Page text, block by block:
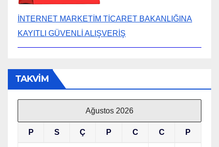
İNTERNET MARKETİM TİCARET BAKANLIĞINA
KAYITLI GÜVENLİ ALIŞVERİŞ
TAKVİM
Ağustos 2026
P S Ç P C C P